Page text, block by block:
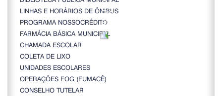
LINHAS E HORÁRIOS DE ÔNIBUS
PROGRAMA NOSSOCRÉDITO
FARMÁCIA BÁSICA MUNICIPAL
CHAMADA ESCOLAR
COLETA DE LIXO
UNIDADES ESCOLARES
OPERAÇÕES FOG (FUMACÊ)
CONSELHO TUTELAR